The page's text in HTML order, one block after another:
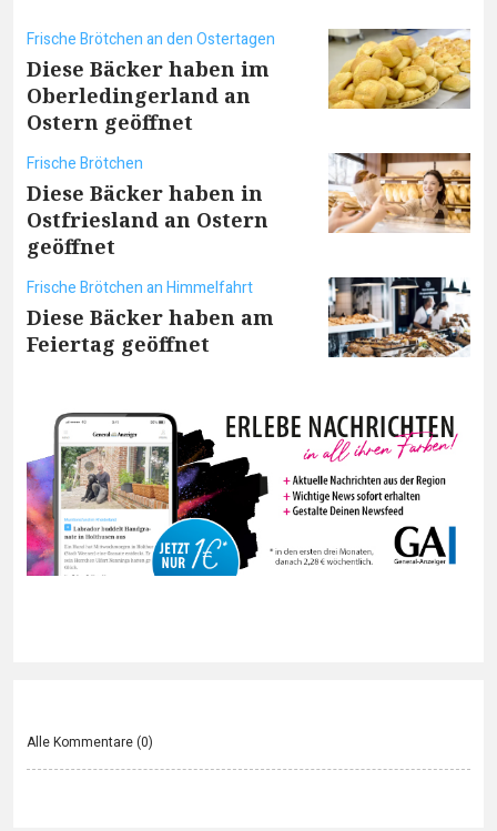
Frische Brötchen an den Ostertagen
Diese Bäcker haben im
Oberledingerland an
Ostern geöffnet
Frische Brötchen
Diese Bäcker haben in
Ostfriesland an Ostern
geöffnet
Frische Brötchen an Himmelfahrt
Diese Bäcker haben am
Feiertag geöffnet
Alle Kommentare (0)